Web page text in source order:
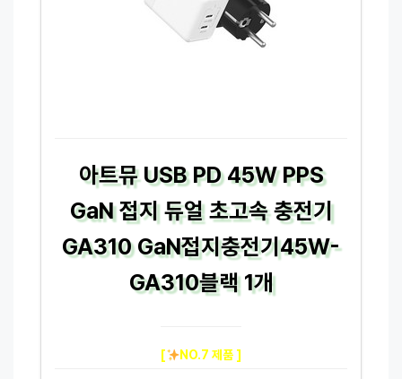
아트뮤 USB PD 45W PPS
GaN 접지 듀얼 초고속 충전기
GA310 GaN접지충전기45W-
GA310블랙 1개
[ NO.7 제품 ]